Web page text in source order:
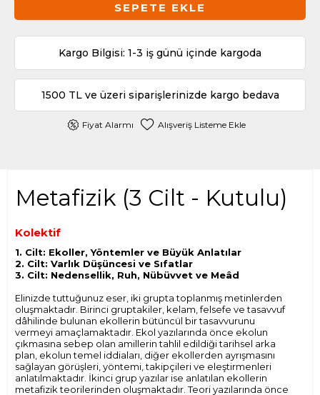
SEPETE EKLE
Kargo Bilgisi: 1-3 iş günü içinde kargoda
1500 TL ve üzeri siparişlerinizde kargo bedava
Fiyat Alarmı Alışveriş Listeme Ekle
Metafizik (3 Cilt - Kutulu)
Kolektif
1. Cilt: Ekoller, Yöntemler ve Büyük Anlatılar
2. Cilt: Varlık Düşüncesi ve Sıfatlar
3. Cilt: Nedensellik, Ruh, Nübüvvet ve Meâd
Elinizde tuttuğunuz eser, iki grupta toplanmış metinlerden
oluşmaktadır. Birinci gruptakiler, kelam, felsefe ve tasavvuf
dâhilinde bulunan ekollerin bütüncül bir tasavvurunu
vermeyi amaçlamaktadır. Ekol yazılarında önce ekolun
çıkmasına sebep olan amillerin tahlil edildiği tarihsel arka
plan, ekolun temel iddiaları, diğer ekollerden ayrışmasını
sağlayan görüşleri, yöntemi, takipçileri ve eleştirmenleri
anlatılmaktadır. İkinci grup yazılar ise anlatılan ekollerin
metafizik teorilerinden oluşmaktadır. Teori yazılarında önce